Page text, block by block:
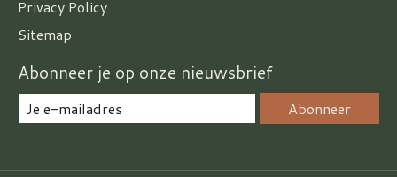
Privacy Policy
Sitemap
Abonneer je op onze nieuwsbrief
Abonneer